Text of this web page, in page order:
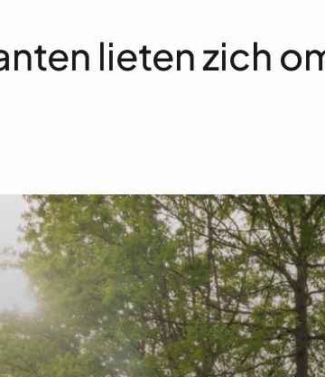
lieten zich